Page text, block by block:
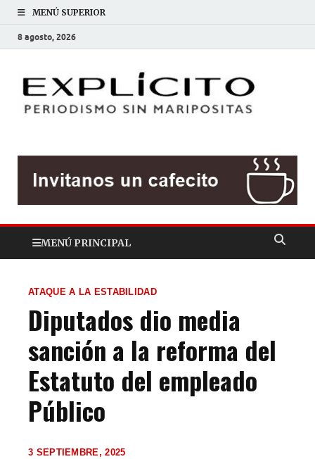
MENÚ SUPERIOR
8 agosto, 2026
MENÚ PRINCIPAL
ATAQUE A LA ESTABILIDAD
Diputados dio media
sanción a la reforma del
Estatuto del empleado
Público
3 SEPTIEMBRE, 2025